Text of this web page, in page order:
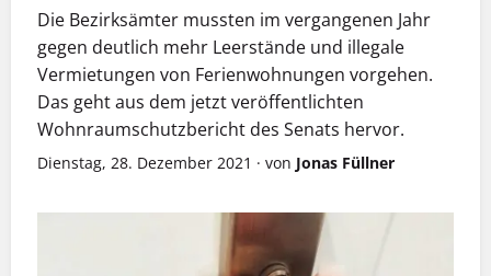
Die Bezirksämter mussten im vergangenen Jahr
gegen deutlich mehr Leerstände und illegale
Vermietungen von Ferienwohnungen vorgehen.
Das geht aus dem jetzt veröffentlichten
Wohnraumschutzbericht des Senats hervor.
Dienstag, 28. Dezember 2021 · von Jonas Füllner